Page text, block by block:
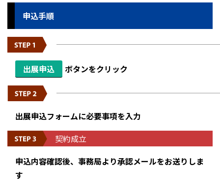
申込手順
出展申込 ボタンをクリック
出展申込フォームに必要事項を入力
契約成立
申込内容確認後、事務局より承認メールをお送りしま
す